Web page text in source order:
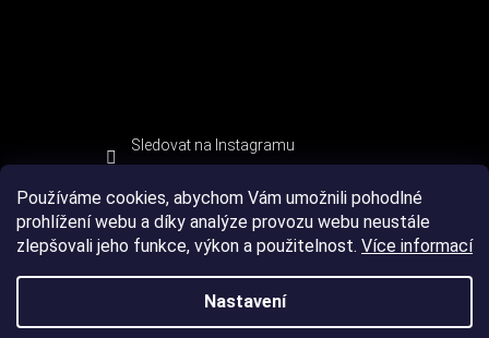
Používáme cookies, abychom Vám umožnili pohodlné
prohlížení webu a díky analýze provozu webu neustále
zlepšovali jeho funkce, výkon a použitelnost. Více informací
Nastavení
Sledovat na Instagramu